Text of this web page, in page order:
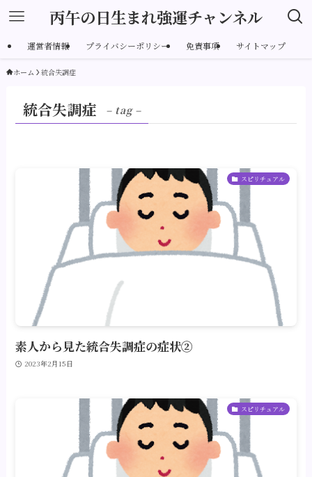
丙午の日生まれ強運チャンネル
運営者情報 プライバシーポリシー 免責事項 サイトマップ
ホーム 統合失調症
統合失調症 – tag –
スピリチュアル
素人から見た統合失調症の症状②
2023年2月15日
スピリチュアル